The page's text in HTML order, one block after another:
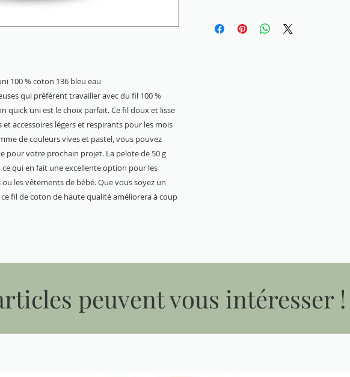
100 % coton 136 bleu eau
qui préfèrent travailler avec du fil 100 %
quick uni est le choix parfait. Ce fil doux et lisse
accessoires légers et respirants pour les mois
de couleurs vives et pastel, vous pouvez
pour votre prochain projet. La pelote de 50 g
qui en fait une excellente option pour les
les vêtements de bébé. Que vous soyez un
fil de coton de haute qualité améliorera à coup
peuvent vous intéresser !